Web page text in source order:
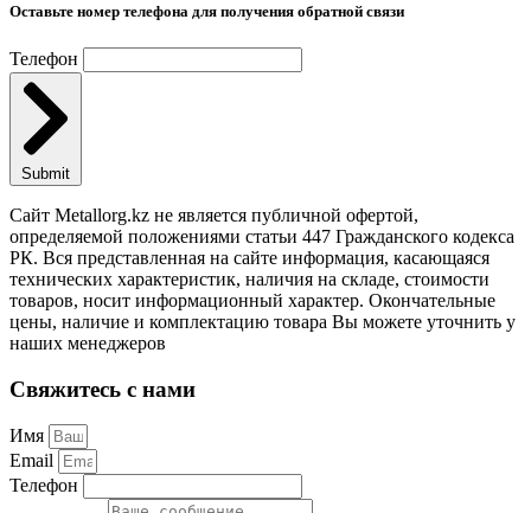
Оставьте номер телефона для получения обратной связи
Телефон
Submit
Сайт Metallorg.kz не является публичной офертой,
определяемой положениями статьи 447 Гражданского кодекса
РК. Вся представленная на сайте информация, касающаяся
технических характеристик, наличия на складе, стоимости
товаров, носит информационный характер. Окончательные
цены, наличие и комплектацию товара Вы можете уточнить у
наших менеджеров
Свяжитесь с нами
Имя
Email
Телефон